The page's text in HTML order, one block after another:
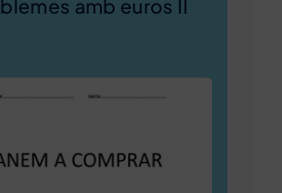
amb euros II